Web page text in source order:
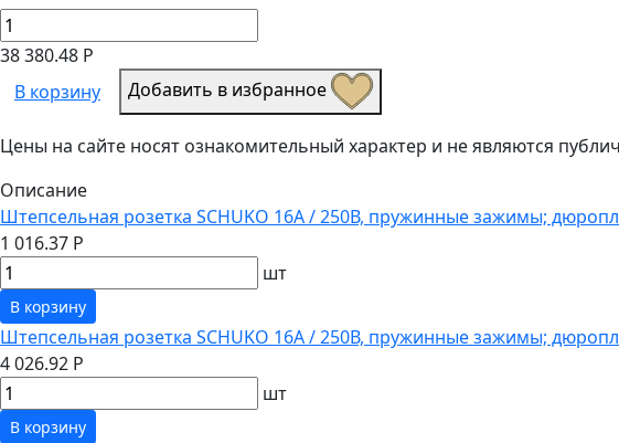
38 380.48 Р
В корзину
Добавить в избранное
Цены на сайте носят ознакомительный характер и не являются
Описание
Штепсельная розетка SCHUKO 16А / 250В, пружинные зажимы;
1 016.37 Р
шт
В корзину
Штепсельная розетка SCHUKO 16А / 250В, пружинные зажимы;
4 026.92 Р
шт
В корзину